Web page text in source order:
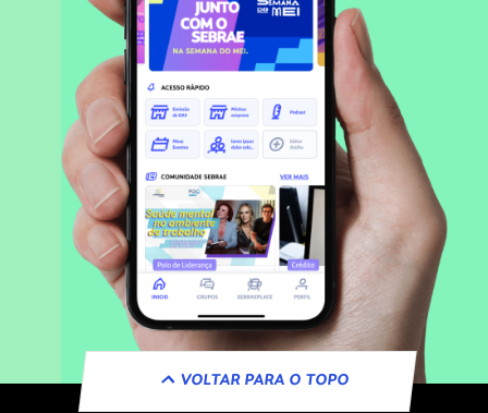
VOLTAR PARA O TOPO